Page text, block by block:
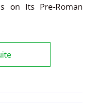
on Its Pre-Roman